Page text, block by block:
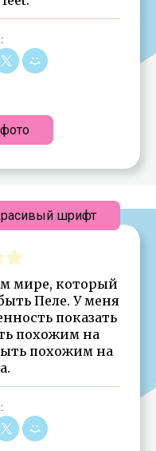
мире, который
Пеле. У меня
показать
похожим на
похожим на
шрифт